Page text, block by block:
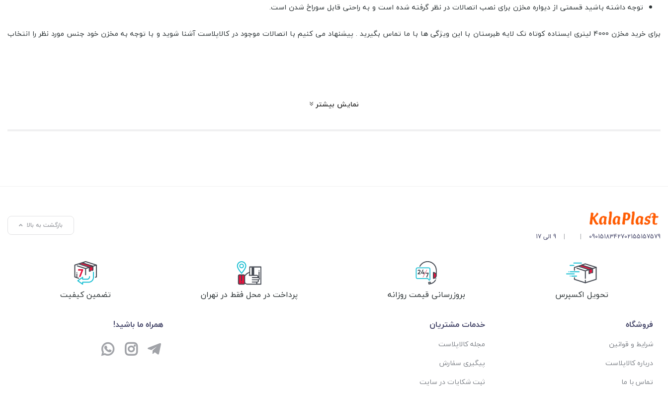
توجه داشته باشید قسمتی از دیواره مخزن برای نصب اتصالات در نظر گرفته شده است و به راحتی قابل سوراخ شدن است.
برای خرید مخزن 4000 لیتری ایستاده کوتاه تک لایه طبرستان با این ویژگی ها با ما تماس بگیرید . پیشنهاد می کنیم با اتصالات موجود در کالاپلاست آشنا شوید و با توجه به مخزن خود جنس مورد نظر را انتخاب
ابعاد : قطر 190 و ارتفاع 147 سانتیمتر
کد : PT0120
نمایش بیشتر
02155157579
09015183427
|
| 9 الی 17
بازگشت به بالا
تحویل اکسپرس بروزرسانی قیمت روزانه پرداخت در محل فقط در تهران تضمین کیفیت
فروشگاه
شرایط و قوانین
درباره کالاپلاست
تماس با ما
خدمات مشتریان
مجله کالاپلاست
پیگیری سفارش
ثبت شکایات در سایت
همراه ما باشید!